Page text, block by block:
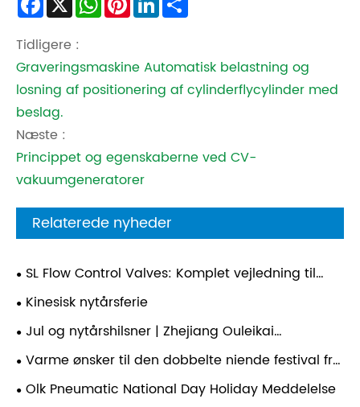
Tidligere :
Graveringsmaskine Automatisk belastning og
losning af positionering af cylinderflycylinder med
beslag.
Næste :
Princippet og egenskaberne ved CV-
vakuumgeneratorer
Relaterede nyheder
SL Flow Control Valves: Komplet vejledning til
struktur, funktion og applikationer
Kinesisk nytårsferie
Jul og nytårshilsner | Zhejiang Ouleikai
pneumatiske ønsker dig Happy Holidays!
Varme ønsker til den dobbelte niende festival fra
Zhejiang Ouleikai Pneumatic Co., Ltd.!
Olk Pneumatic National Day Holiday Meddelelse